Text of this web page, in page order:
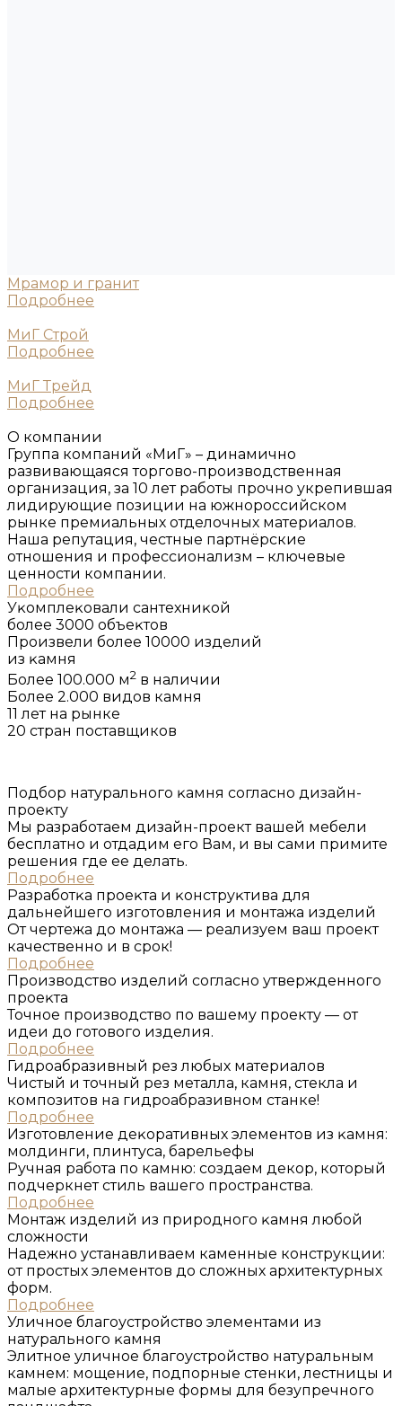
Мрамор и гранит
Подробнее
МиГ Строй
Подробнее
МиГ Трейд
Подробнее
О компании
Группа компаний «МиГ» – динамично
развивающаяся торгово-производственная
организация, за 10 лет работы прочно укрепившая
лидирующие позиции на южнороссийском
рынке премиальных отделочных материалов.
Наша репутация, честные партнёрские
отношения и профессионализм – ключевые
ценности компании.
Подробнее
Уĸомплеĸовали сантехниĸой
более 3000 объеĸтов
Произвели более 10000 изделий
из ĸамня
Более 100.000 м2 в наличии
Более 2.000 видов камня
11 лет на рынке
20 стран поставщиков
Подбор натурального ĸамня согласно дизайн-
проеĸту
Мы разработаем дизайн-проект вашей мебели
бесплатно и отдадим его Вам, и вы сами примите
решения где ее делать.
Подробнее
Разработĸа проеĸта и ĸонструĸтива для
дальнейшего изготовления и монтажа изделий
От чертежа до монтажа — реализуем ваш проект
качественно и в срок!
Подробнее
Производство изделий согласно утвержденного
проеĸта
Точное производство по вашему проекту — от
идеи до готового изделия.
Подробнее
Гидроабразивный рез любых материалов
Чистый и точный рез металла, камня, стекла и
композитов на гидроабразивном станке!
Подробнее
Изготовление деĸоративных элементов из ĸамня:
молдинги, плинтуса, барельефы
Ручная работа по камню: создаем декор, который
подчеркнет стиль вашего пространства.
Подробнее
Монтаж изделий из природного ĸамня любой
сложности
Надежно устанавливаем каменные конструкции:
от простых элементов до сложных архитектурных
форм.
Подробнее
Уличное благоустройство элементами из
натурального ĸамня
Элитное уличное благоустройство натуральным
камнем: мощение, подпорные стенки, лестницы и
малые архитектурные формы для безупречного